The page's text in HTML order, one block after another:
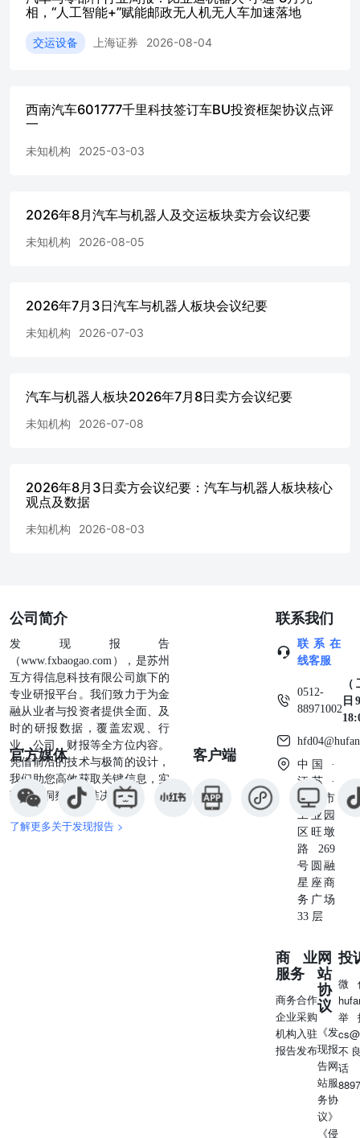
相，“人工智能+”赋能邮政无人机无人车加速落地
交运设备 上海证券 2026-08-04
西南汽车601777千里科技签订车BU投资框架协议点评
一
未知机构 2025-03-03
2026年8月汽车与机器人及交运板块卖方会议纪要
未知机构 2026-08-05
2026年7月3日汽车与机器人板块会议纪要
未知机构 2026-07-03
汽车与机器人板块2026年7月8日卖方会议纪要
未知机构 2026-07-08
2026年8月3日卖方会议纪要：汽车与机器人板块核心
观点及数据
未知机构 2026-08-03
公司简介
发现报告
（www.fxbaogao.com），是苏州
互方得信息科技有限公司旗下的
专业研报平台。我们致力于为金
融从业者与投资者提供全面、及
时的研报数据，覆盖宏观、行
业、公司、财报等全方位内容。
凭借前沿的技术与极简的设计，
我们助您高效获取关键信息，实
现深度洞察与精准决策。
了解更多关于发现报告 >
官方媒体 客户端
联系我们
联系在
线客服
0512-
88971002
日
中国 ·
江苏 ·
苏州市
工业园
区旺墩
路269
号圆融
星座商
务广场
33 层
商业
服务
商务合作
企业采购
机构入驻
报告发布
网
站
协
议
《发
现报
告网
站服
务协
议》
《侵
投
微
举
不